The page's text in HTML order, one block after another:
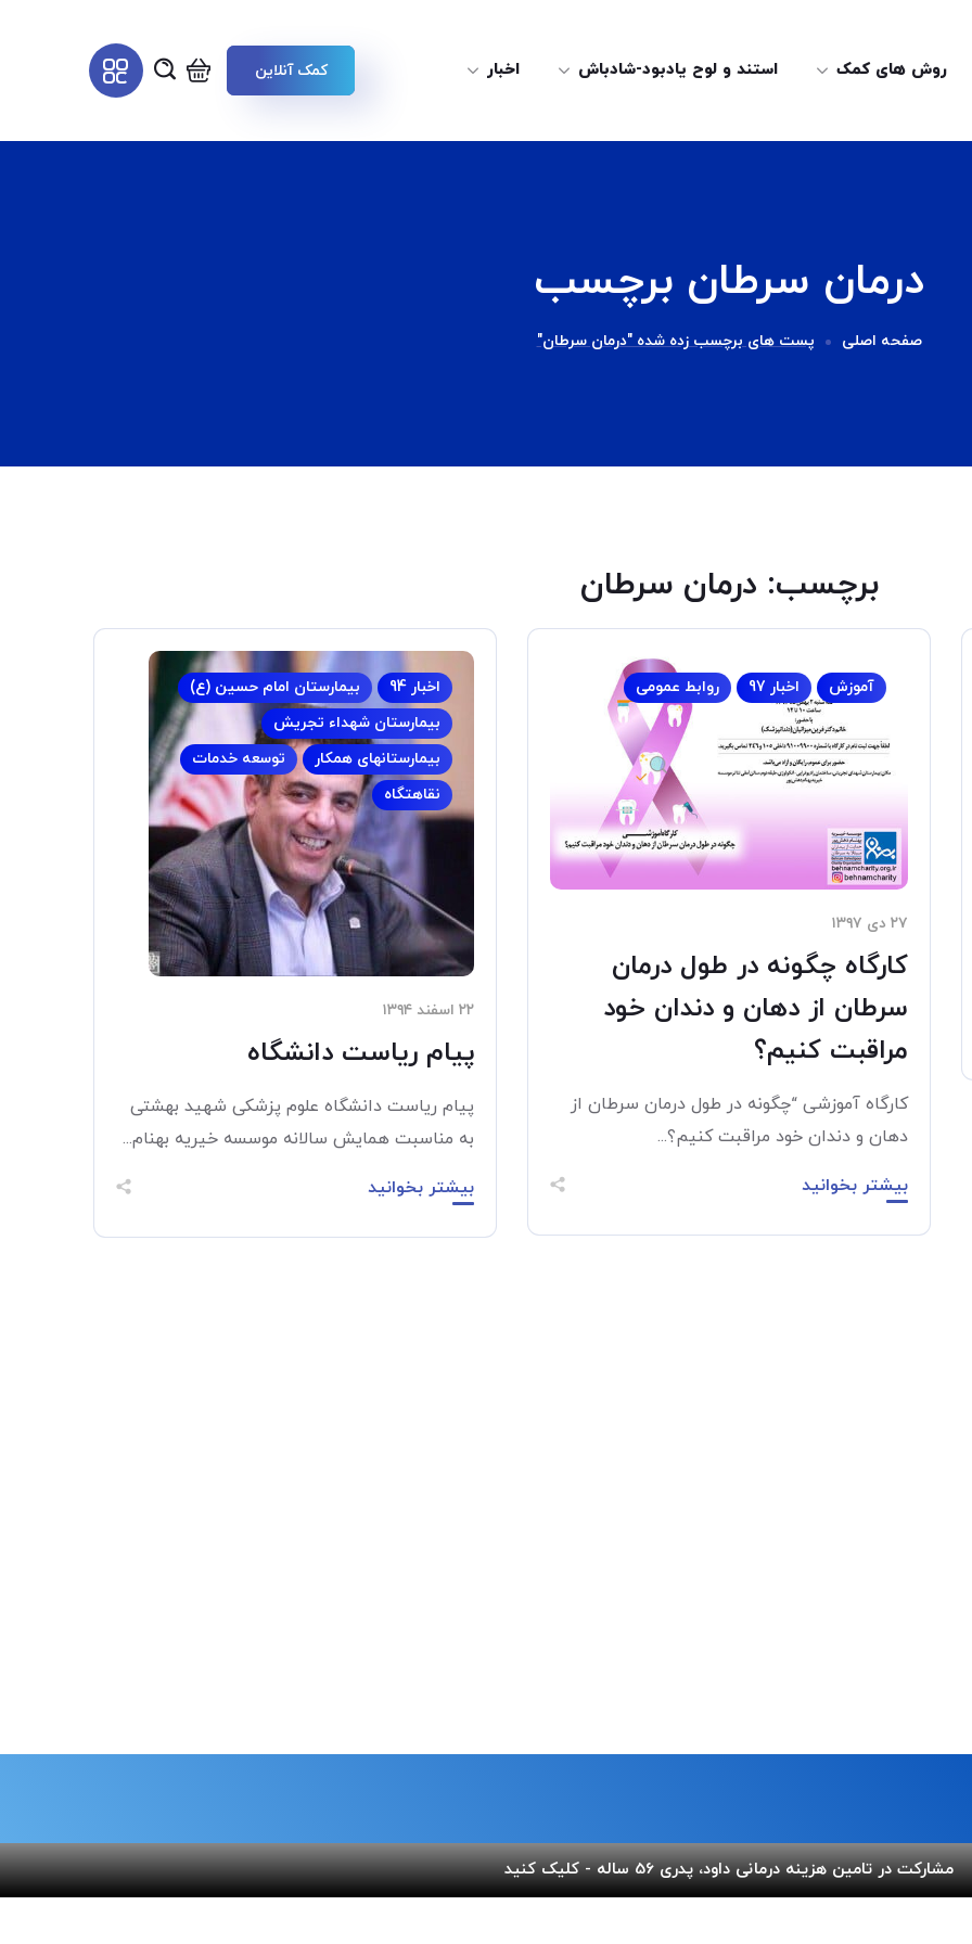
روش های کمک استند و لوح یادبود-شادباش اخبار کمک آنلاین
درمان سرطان برچسب
صفحه اصلی پست های برچسب زده شده "درمان سرطان"
برچسب: درمان سرطان
آموزش اخبار 97 روابط عمومی
۲۷ دی ۱۳۹۷
کارگاه چگونه در طول درمان
سرطان از دهان و دندان خود
مراقبت کنیم؟
کارگاه آموزشی “چگونه در طول درمان سرطان از
دهان و دندان خود مراقبت کنیم؟...
بیشتر بخوانید
اخبار 94
بیمارستان امام حسین (ع)
بیمارستان شهداء تجریش
بیمارستانهای همکار
توسعه خدمات
نقاهتگاه
۲۲ اسفند ۱۳۹۴
پیام ریاست دانشگاه
پیام ریاست دانشگاه علوم پزشکی شهید بهشتی
به مناسبت همایش سالانه موسسه خیریه بهنام...
بیشتر بخوانید
لینک های مفید شماره حساب های خیریه مشارکت در تامین هزینه درمانی داود، پدری 56 ساله - کلیک کنید